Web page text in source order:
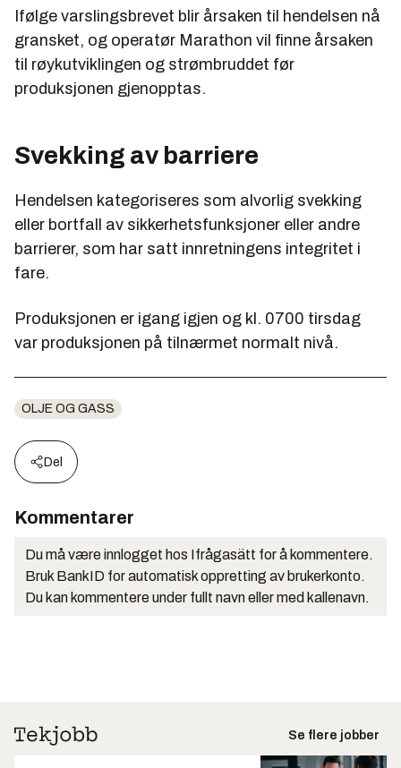
Ifølge varslingsbrevet blir årsaken til hendelsen nå
gransket, og operatør Marathon vil finne årsaken
til røykutviklingen og strømbruddet før
produksjonen gjenopptas.
Svekking av barriere
Hendelsen kategoriseres som alvorlig svekking
eller bortfall av sikkerhetsfunksjoner eller andre
barrierer, som har satt innretningens integritet i
fare.
Produksjonen er igang igjen og kl. 0700 tirsdag
var produksjonen på tilnærmet normalt nivå.
OLJE OG GASS
Del
Kommentarer
Du må være innlogget hos Ifrågasätt for å kommentere.
Bruk BankID for automatisk oppretting av brukerkonto.
Du kan kommentere under fullt navn eller med kallenavn.
Se flere jobber